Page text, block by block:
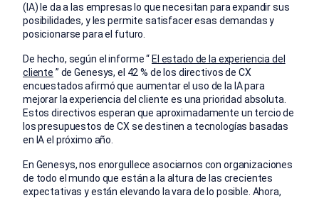
(IA) le da a las empresas lo que necesitan para expandir sus
posibilidades, y les permite satisfacer esas demandas y
posicionarse para el futuro.
De hecho, según el informe “ El estado de la experiencia del
cliente ” de Genesys, el 42 % de los directivos de CX
encuestados afirmó que aumentar el uso de la IA para
mejorar la experiencia del cliente es una prioridad absoluta.
Estos directivos esperan que aproximadamente un tercio de
los presupuestos de CX se destinen a tecnologías basadas
en IA el próximo año.
En Genesys, nos enorgullece asociarnos con organizaciones
de todo el mundo que están a la altura de las crecientes
expectativas y están elevando la vara de lo posible. Ahora,